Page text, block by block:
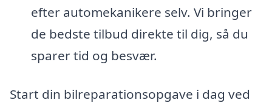
efter automekanikere selv. Vi bringer
de bedste tilbud direkte til dig, så du
sparer tid og besvær.
Start din bilreparationsopgave i dag ved